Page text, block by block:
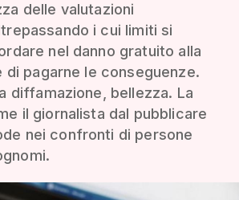
delle valutazioni
i cui limiti si
nel danno gratuito alla
di pagarne le conseguenze.
diffamazione, bellezza. La
il giornalista dal pubblicare
nei confronti di persone